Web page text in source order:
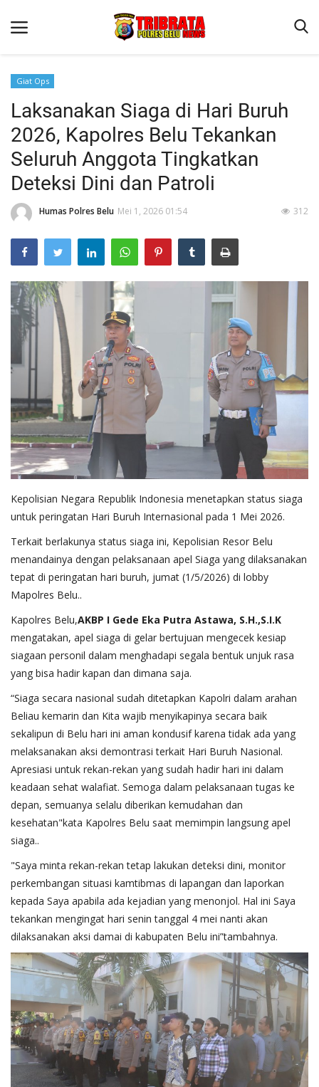
Beranda
Terms & Conditions
Reskrim
Binkam
Lantas
Polisi Kita
Mitra Polisi
Giat Ops
Giat Ops
Laksanakan Siaga di Hari Buruh
2026, Kapolres Belu Tekankan
Seluruh Anggota Tingkatkan
Deteksi Dini dan Patroli
Humas Polres Belu Mei 1, 2026 01:54 312
Kepolisian Negara Republik Indonesia menetapkan status siaga
untuk peringatan Hari Buruh Internasional pada 1 Mei 2026.
Terkait berlakunya status siaga ini, Kepolisian Resor Belu
menandainya dengan pelaksanaan apel Siaga yang dilaksanakan
tepat di peringatan hari buruh, jumat (1/5/2026) di lobby
Mapolres Belu..
Kapolres Belu,AKBP I Gede Eka Putra Astawa, S.H.,S.I.K
mengatakan, apel siaga di gelar bertujuan mengecek kesiap
siagaan personil dalam menghadapi segala bentuk unjuk rasa
yang bisa hadir kapan dan dimana saja.
“Siaga secara nasional sudah ditetapkan Kapolri dalam arahan
Beliau kemarin dan Kita wajib menyikapinya secara baik
sekalipun di Belu hari ini aman kondusif karena tidak ada yang
melaksanakan aksi demontrasi terkait Hari Buruh Nasional.
Apresiasi untuk rekan-rekan yang sudah hadir hari ini dalam
keadaan sehat walafiat. Semoga dalam pelaksanaan tugas ke
depan, semuanya selalu diberikan kemudahan dan
kesehatan"kata Kapolres Belu saat memimpin langsung apel
siaga..
"Saya minta rekan-rekan tetap lakukan deteksi dini, monitor
perkembangan situasi kamtibmas di lapangan dan laporkan
kepada Saya apabila ada kejadian yang menonjol. Hal ini Saya
tekankan mengingat hari senin tanggal 4 mei nanti akan
dilaksanakan aksi damai di kabupaten Belu ini”tambahnya.